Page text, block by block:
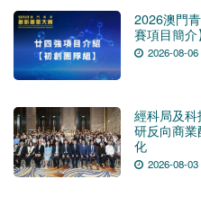
2026澳門
賽項目簡介
2026-08-06
經科局及
研反向商
化
2026-08-03